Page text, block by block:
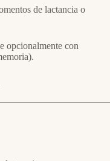
de lactancia o
opcionalmente con